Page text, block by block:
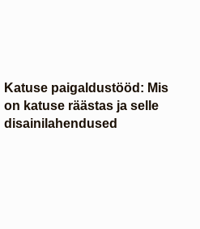
Katuse paigaldustööd: Mis
on katuse räästas ja selle
disainilahendused